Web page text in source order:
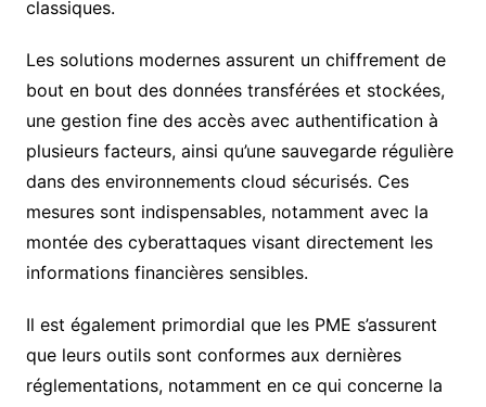
classiques.
Les solutions modernes assurent un chiffrement de
bout en bout des données transférées et stockées,
une gestion fine des accès avec authentification à
plusieurs facteurs, ainsi qu’une sauvegarde régulière
dans des environnements cloud sécurisés. Ces
mesures sont indispensables, notamment avec la
montée des cyberattaques visant directement les
informations financières sensibles.
Il est également primordial que les PME s’assurent
que leurs outils sont conformes aux dernières
réglementations, notamment en ce qui concerne la